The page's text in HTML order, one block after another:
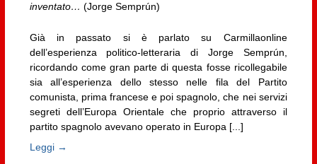
inventato… (Jorge Semprún)
Già in passato si è parlato su Carmillaonline
dell’esperienza politico-letteraria di Jorge Semprún,
ricordando come gran parte di questa fosse ricollegabile
sia all’esperienza dello stesso nelle fila del Partito
comunista, prima francese e poi spagnolo, che nei servizi
segreti dell’Europa Orientale che proprio attraverso il
partito spagnolo avevano operato in Europa [...]
Leggi →